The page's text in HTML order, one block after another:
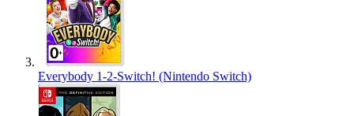
Everybody 1-2-Switch! (Nintendo Switch)